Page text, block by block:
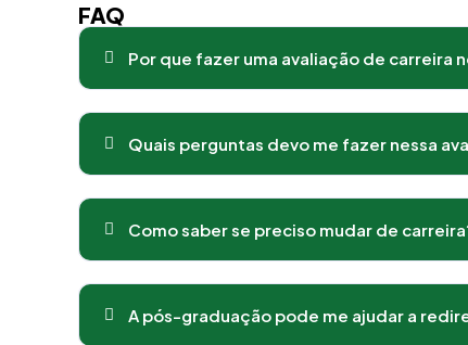
FAQ
Por que fazer uma avaliação de carreira
Quais perguntas devo me fazer nessa
Como saber se preciso mudar de
A pós-graduação pode me ajudar a